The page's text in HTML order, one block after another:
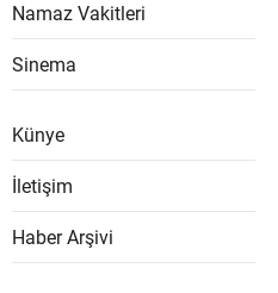
Namaz Vakitleri
Sinema
Künye
İletişim
Haber Arşivi